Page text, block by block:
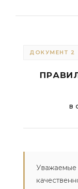
ДОКУМЕНТ 2
в
Уважаемые